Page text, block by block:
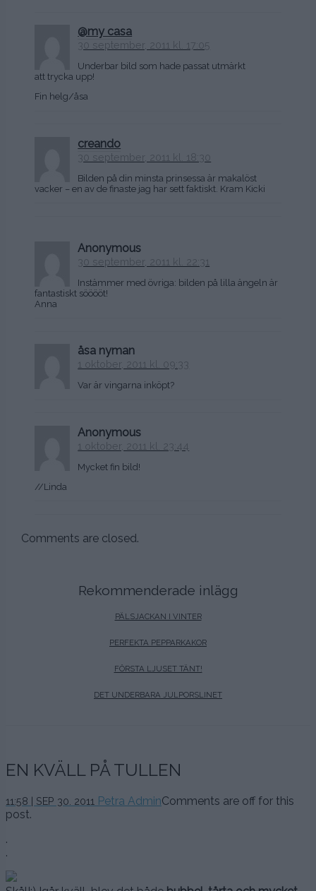
@my casa
30 september, 2011 kl. 17:05
Underbar bild som hade passat utmärkt
att trycka upp!
Fin helg/åsa
creando
30 september, 2011 kl. 18:30
Bilden på din minsta prinsessa är makalöst
vacker – en av de finaste jag har sett faktiskt. Kram Kicki
Anonymous
30 september, 2011 kl. 22:31
Instämmer med övriga: bilden på lilla ängeln är
fantastiskt sööööt!
Anna
åsa nyman
1 oktober, 2011 kl. 09:33
Var är vingarna inköpt?
Anonymous
1 oktober, 2011 kl. 23:44
Mycket fin bild!
//Linda
Comments are closed.
Rekommenderade inlägg
PÄLSJACKAN I VINTER
PERFEKTA PEPPARKAKOR
FÖRSTA LJUSET TÄNT!
DET UNDERBARA JULPORSLINET
EN KVÄLL PÅ TULLEN
11:58 | SEP 30. 2011 Petra AdminComments are off for this
post.
.
.